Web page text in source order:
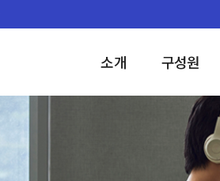
소개 구성원